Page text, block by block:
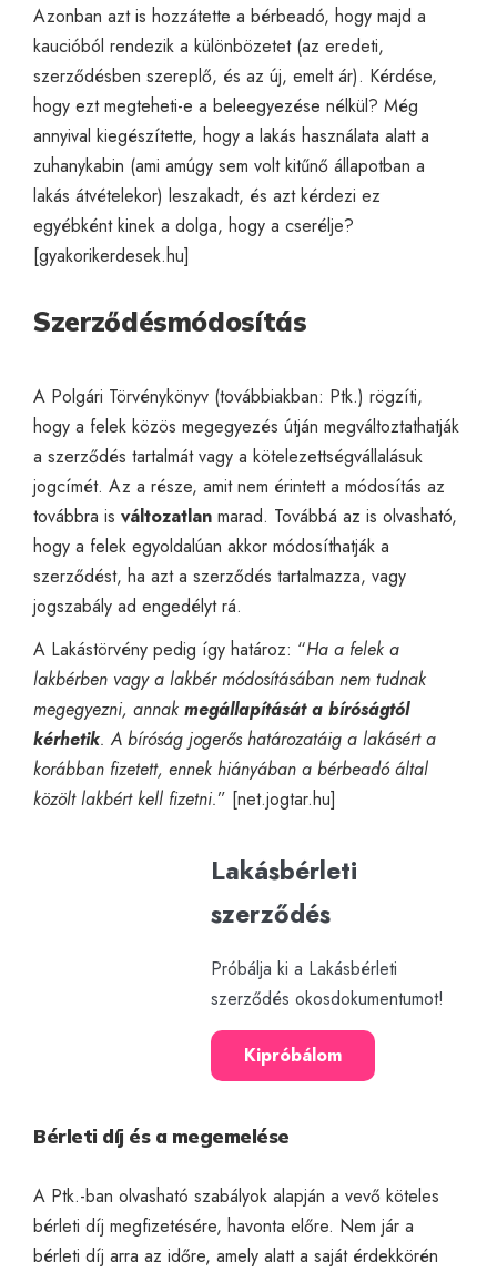
Azonban azt is hozzátette a bérbeadó, hogy majd a
kaucióból rendezik a különbözetet (az eredeti,
szerződésben szereplő, és az új, emelt ár). Kérdése,
hogy ezt megteheti-e a beleegyezése nélkül? Még
annyival kiegészítette, hogy a lakás használata alatt a
zuhanykabin (ami amúgy sem volt kitűnő állapotban a
lakás átvételekor) leszakadt, és azt kérdezi ez
egyébként kinek a dolga, hogy a cserélje?
[gyakorikerdesek.hu]
Szerződésmódosítás
A Polgári Törvénykönyv (továbbiakban: Ptk.) rögzíti,
hogy a felek közös megegyezés útján megváltoztathatják
a szerződés tartalmát vagy a kötelezettségvállalásuk
jogcímét. Az a része, amit nem érintett a módosítás az
továbbra is változatlan marad. Továbbá az is olvasható,
hogy a felek egyoldalúan akkor módosíthatják a
szerződést, ha azt a szerződés tartalmazza, vagy
jogszabály ad engedélyt rá.
A Lakástörvény pedig így határoz: “Ha a felek a
lakbérben vagy a lakbér módosításában nem tudnak
megegyezni, annak megállapítását a bíróságtól
kérhetik. A bíróság jogerős határozatáig a lakásért a
korábban fizetett, ennek hiányában a bérbeadó által
közölt lakbért kell fizetni.” [net.jogtar.hu]
Lakásbérleti
szerződés
Próbálja ki a Lakásbérleti
szerződés okosdokumentumot!
Kipróbálom
Bérleti díj és a megemelése
A Ptk.-ban olvasható szabályok alapján a vevő köteles
bérleti díj megfizetésére, havonta előre. Nem jár a
bérleti díj arra az időre, amely alatt a saját érdekkörén